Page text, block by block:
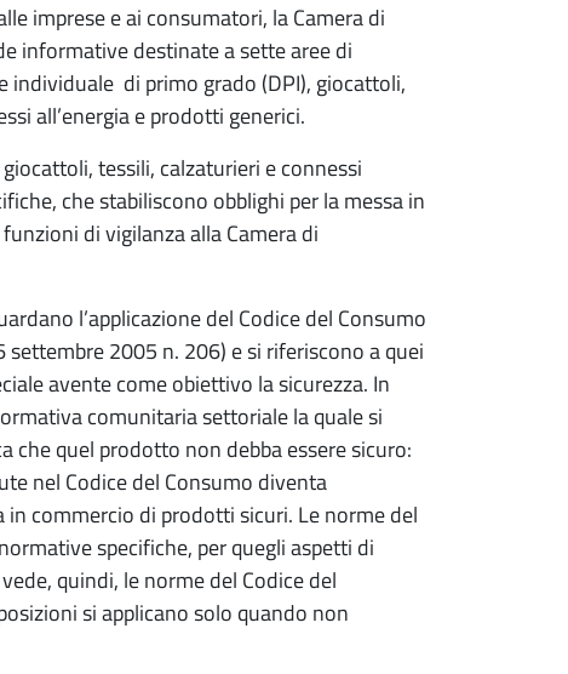
imprese e ai consumatori, la Camera di
informative destinate a sette aree di
di primo grado (DPI), giocattoli,
all’energia e prodotti generici.
tessili, calzaturieri e connessi
che stabiliscono obblighi per la messa in
di vigilanza alla Camera di
l’applicazione del Codice del Consumo
2005 n. 206) e si riferiscono a quei
avente come obiettivo la sicurezza. In
comunitaria settoriale la quale si
che quel prodotto non debba essere sicuro:
nel Codice del Consumo diventa
commercio di prodotti sicuri. Le norme del
specifiche, per quegli aspetti di
quindi, le norme del Codice del
si applicano solo quando non